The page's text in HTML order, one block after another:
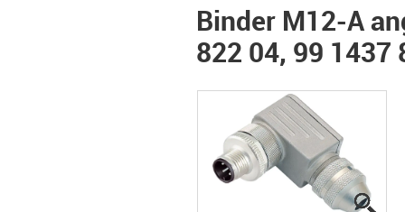
Binder M12-A
822 04, 99 1437